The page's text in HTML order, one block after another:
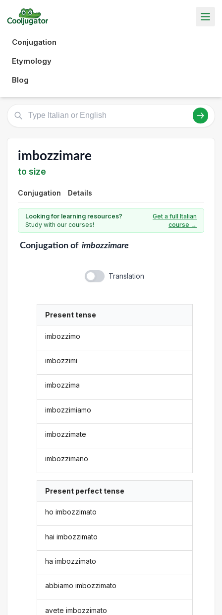
Conjugation
Etymology
Blog
imbozzimare
to size
Conjugation Details
Looking for learning resources?
Study with our courses!
Get a full Italian
course →
Conjugationof imbozzimare
Translation
Present tense
imbozzimo
imbozzimi
imbozzima
imbozzimiamo
imbozzimate
imbozzimano
Present perfect tense
ho imbozzimato
hai imbozzimato
ha imbozzimato
abbiamo imbozzimato
avete imbozzimato